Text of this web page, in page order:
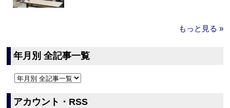
もっと見る »
年月別 全記事一覧
アカウント・RSS